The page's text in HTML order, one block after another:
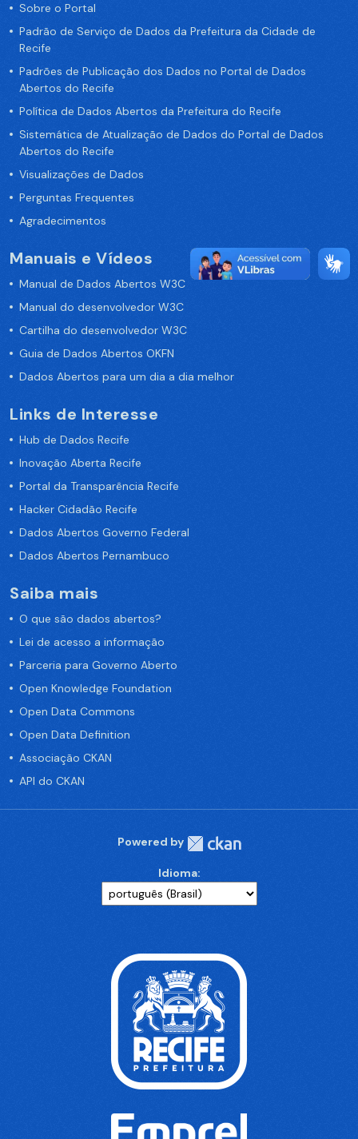
Sobre o Portal
Padrão de Serviço de Dados da Prefeitura da Cidade de
Recife
Padrões de Publicação dos Dados no Portal de Dados
Abertos do Recife
Política de Dados Abertos da Prefeitura do Recife
Sistemática de Atualização de Dados do Portal de Dados
Abertos do Recife
Visualizações de Dados
Perguntas Frequentes
Agradecimentos
Manuais e Vídeos
Manual de Dados Abertos W3C
Manual do desenvolvedor W3C
Cartilha do desenvolvedor W3C
Guia de Dados Abertos OKFN
Dados Abertos para um dia a dia melhor
Links de Interesse
Hub de Dados Recife
Inovação Aberta Recife
Portal da Transparência Recife
Hacker Cidadão Recife
Dados Abertos Governo Federal
Dados Abertos Pernambuco
Saiba mais
O que são dados abertos?
Lei de acesso a informação
Parceria para Governo Aberto
Open Knowledge Foundation
Open Data Commons
Open Data Definition
Associação CKAN
API do CKAN
Powered by
Idioma